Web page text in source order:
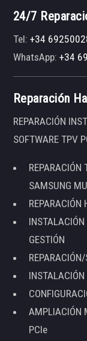
24/7
Tel:+34
WhatsApp:+34
Reparación
REPARACIÓN
SOFTWARE TPV
REPARACIÓN
SAMSUNG
REPARACIÓN
GESTIÓN
AMPLIACIÓN
PCIe